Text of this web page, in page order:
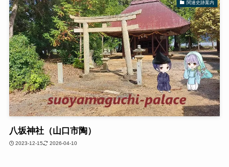
関連史跡案内
八坂神社（山口市陶）
2023-12-15 2026-04-10